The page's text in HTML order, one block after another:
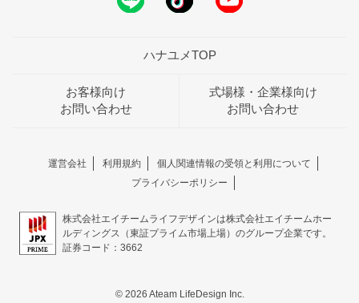
ハナユメTOP
お客様向け
お問い合わせ
式場様・企業様向け
お問い合わせ
運営会社 利用規約
個人関連情報の受領と利用について
プライバシーポリシー
株式会社エイチームライフデザインは株式会社エイチームホー
ルディングス（東証プライム市場上場）のグループ企業です。
証券コード：3662
© 2026 Ateam LifeDesign Inc.